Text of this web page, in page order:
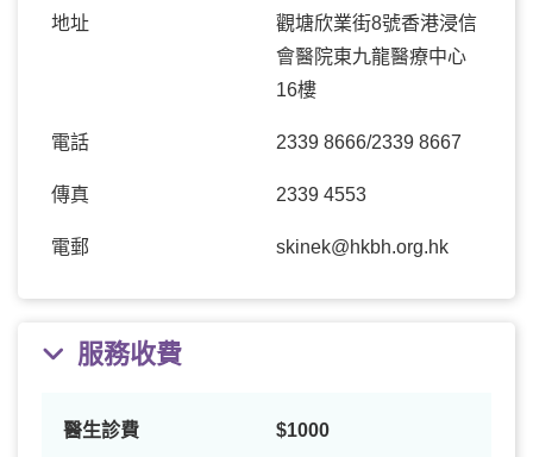
地址
觀塘欣業街8號香港浸信
會醫院東九龍醫療中心
16樓
電話 2339 8666/2339 8667
傳真 2339 4553
電郵 skinek@hkbh.org.hk
服務收費
醫生診費 $1000